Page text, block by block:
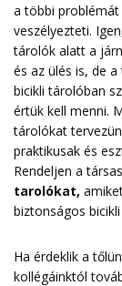
a többi
veszélyezteti.
tárolók alatt a
és az ülés is, de
bicikli tárolóban
értük kell menni.
tárolókat
praktikusak és
Rendeljen a
tarolókat,
biztonságos
Ha érdeklik a
kollégáinktól